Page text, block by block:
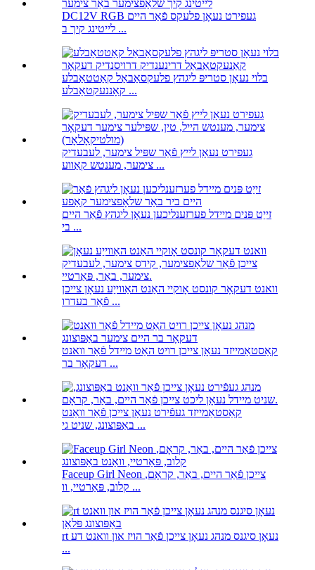
DC12V RGB געפירט נעאָן פלעקס פֿאַר היים
לייטינג קיך ב ...
בלוי נעאָן סטריפּ ליגהץ פלעקסאַבאַל קאַטטאַבלע
קאָננעקטאַבלע ...
געפירט נעאָן לייץ פֿאַר שפּיל צימער, לעבעדיק
צימער, מענטש קאַווע ...
זייַט פּנים מיידל פערזענליכען נעאָן ליגהץ פֿאַר היים
בי ...
וואנט דעקאָר קונסט אָוקיי האַנט האַווייַע נעאָן צייכן
פֿאַר בעדרו ...
קאַסטאַמייזד נעאָן צייכן רויט האַט מיידל פֿאַר וואנט
דעקאָר בר ...
קאַסטאַמייזד געפֿירט נעאָן צייכן פֿאַר וואַנט
באַפּוצונג, שניט גי ...
Faceup Girl Neon צייכן פֿאַר היים, באַר, קראָם,
קלוב, פּאַרטיי, וו ...
rt נעאָן סיגנס מנהג נעאָן צייכן פֿאַר הויז און וואנט דע
...